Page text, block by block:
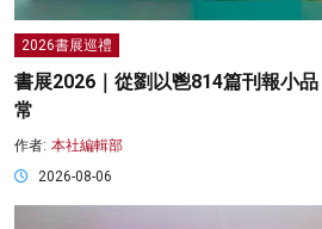
2026書展巡禮
書展2026｜從劉以鬯814篇刊報小
常
作者: 本社編輯部
2026-08-06